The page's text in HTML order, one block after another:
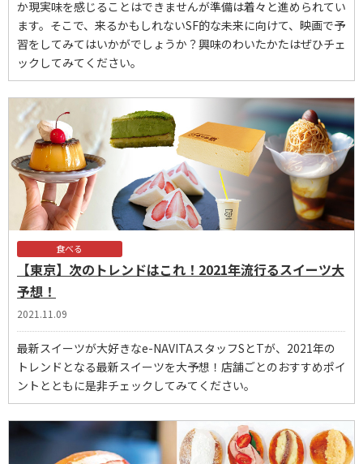
か現実味を感じることはできませんが準備は着々と進められてい
ます。そこで、来るかもしれないSF的な未来に向けて、映画で予
習をしてみてはいかがでしょうか？興味のわいたかたはぜひチェ
ックしてみてください。
食べる
【東京】次のトレンドはこれ！2021年流行るスイーツ大
予想！
2021.11.09
最新スイーツが大好きなe-NAVITAスタッフSとTが、2021年の
トレンドとなる最新スイーツを大予想！店舗ごとのおすすめポイ
ントとともに是非チェックしてみてください。